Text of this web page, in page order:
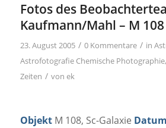
Fotos des
Kaufmann/Mahl – M 108
23. August 2005 / 0 Kommentare / in
Astrofotografie Chemische Photographie,
Zeiten / von ek
ObjektM 108, Sc-Galaxie Datum